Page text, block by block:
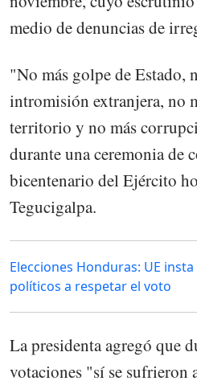
medio de denuncias de
"No más golpe de Estado,
intromisión extranjera, no
territorio y no más
durante una ceremonia de
bicentenario del Ejército
Tegucigalpa.
Elecciones Honduras: UE
políticos a respetar el voto
La presidenta agregó que
votaciones "sí se sufrieron